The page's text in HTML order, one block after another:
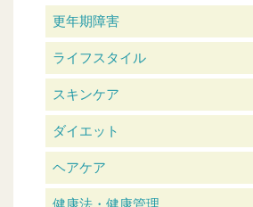
更年期障害
ライフスタイル
スキンケア
ダイエット
ヘアケア